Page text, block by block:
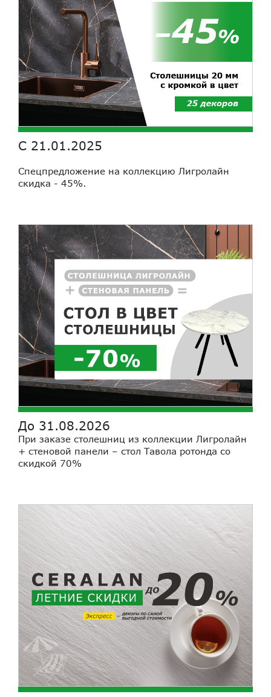
С 21.01.2025
Спецпредложение на коллекцию Лигролайн
скидка - 45%.
До 31.08.2026
При заказе столешниц из коллекции Лигролайн
+ стеновой панели – стол Тавола ротонда со
скидкой 70%